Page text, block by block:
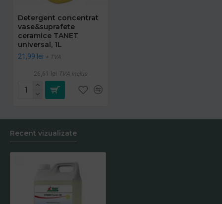
Detergent concentrat
vase&suprafete
ceramice TANET
universal, 1L
21,99 lei + TVA
26,61 lei TVA inclus
Recent vizualizate